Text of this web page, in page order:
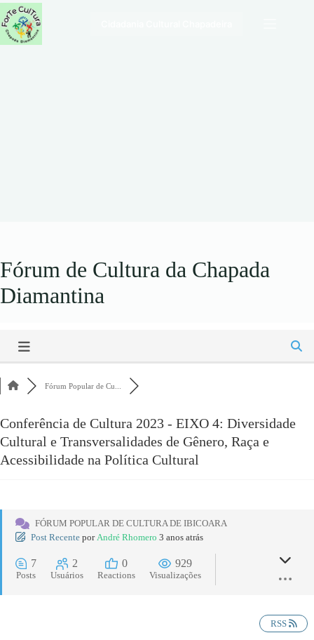
Pular
para
o
conteúdo
Fórum de Cultura da Chapada
Diamantina
Fórum Popular de Cu...
Conferência de Cultura 2023 - EIXO 4: Diversidade
Cultural e Transversalidades de Gênero, Raça e
Acessibilidade na Política Cultural
FÓRUM POPULAR DE CULTURA DE IBICOARA
Post Recente por André Rhomero 3 anos atrás
7
Posts
2
Usuários
0
Reactions
929
Visualizações
RSS